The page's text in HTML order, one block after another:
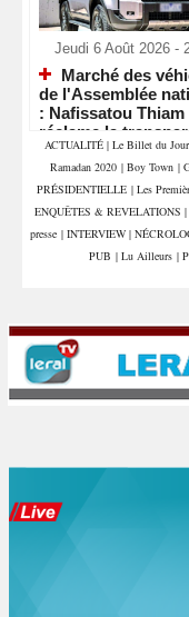
Jeudi 6 Août 2026 -
Marché des
de l'Assemblée
: Nafissatou Thiam
réclame la
et interpelle les
ACTUALITÉ | Le Billet du Jour
Ramadan 2020 | Boy Town |
PRÉSIDENTIELLE | Les
ENQUÊTES & REVELATIONS |
presse | INTERVIEW |
PUB | Lu Ailleurs |